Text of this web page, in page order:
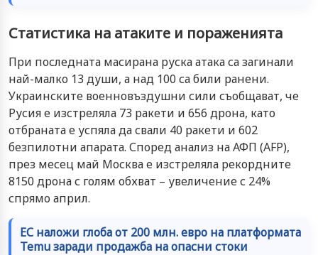
Статистика на атаките и пораженията
При последната масирана руска атака са загинали
най-малко 13 души, а над 100 са били ранени.
Украинските военновъздушни сили съобщават, че
Русия е изстреляла 73 ракети и 656 дрона, като
отбраната е успяла да свали 40 ракети и 602
безпилотни апарата. Според анализ на АФП (AFP),
през месец май Москва е изстреляла рекордните
8150 дрона с голям обхват – увеличение с 24%
спрямо април.
ЕС наложи глоба от 200 млн. евро на платформата
Temu заради продажба на опасни стоки